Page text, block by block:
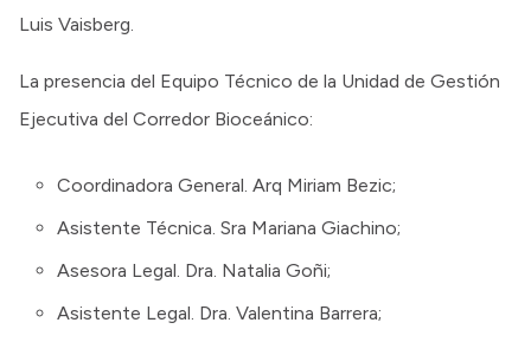
Luis Vaisberg.
La presencia del Equipo Técnico de la Unidad de Gestión
Ejecutiva del Corredor Bioceánico:
Coordinadora General. Arq Miriam Bezic;
Asistente Técnica. Sra Mariana Giachino;
Asesora Legal. Dra. Natalia Goñi;
Asistente Legal. Dra. Valentina Barrera;